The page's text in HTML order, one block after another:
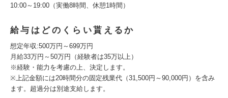
10:00～19:00（実働8時間、休憩1時間）
給与はどのくらい貰えるか
想定年収:500万円～699万円
月給33万円～50万円（経験者は35万以上）
※経験・能力を考慮の上、決定します。
※上記金額には20時間分の固定残業代（31,500円～90,000円）を含み
ます。超過分は別途支給します。